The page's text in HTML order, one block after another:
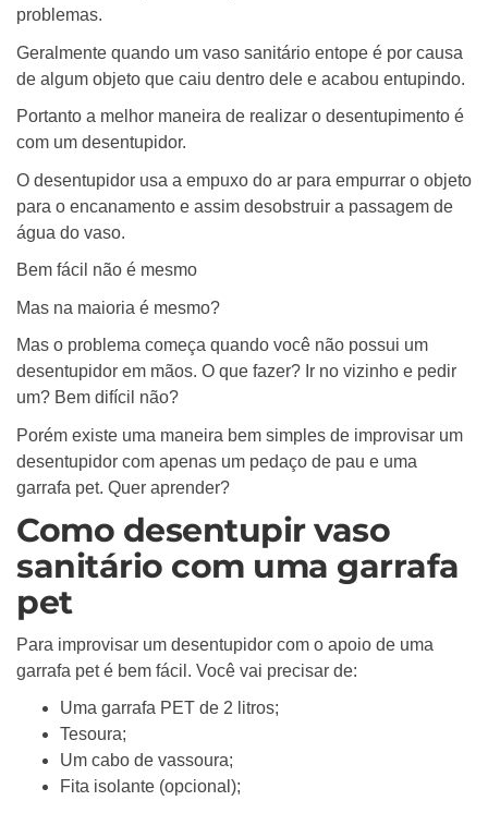
problemas.
Geralmente quando um vaso sanitário entope é por causa
de algum objeto que caiu dentro dele e acabou entupindo.
Portanto a melhor maneira de realizar o desentupimento é
com um desentupidor.
O desentupidor usa a empuxo do ar para empurrar o objeto
para o encanamento e assim desobstruir a passagem de
água do vaso.
Bem fácil não é mesmo
Mas na maioria é mesmo?
Mas o problema começa quando você não possui um
desentupidor em mãos. O que fazer? Ir no vizinho e pedir
um? Bem difícil não?
Porém existe uma maneira bem simples de improvisar um
desentupidor com apenas um pedaço de pau e uma
garrafa pet. Quer aprender?
Como desentupir vaso
sanitário com uma garrafa
pet
Para improvisar um desentupidor com o apoio de uma
garrafa pet é bem fácil. Você vai precisar de:
Uma garrafa PET de 2 litros;
Tesoura;
Um cabo de vassoura;
Fita isolante (opcional);